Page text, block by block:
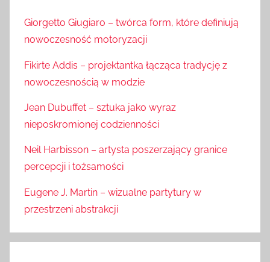
Giorgetto Giugiaro – twórca form, które definiują
nowoczesność motoryzacji
Fikirte Addis – projektantka łącząca tradycję z
nowoczesnością w modzie
Jean Dubuffet – sztuka jako wyraz
nieposkromionej codzienności
Neil Harbisson – artysta poszerzający granice
percepcji i tożsamości
Eugene J. Martin – wizualne partytury w
przestrzeni abstrakcji